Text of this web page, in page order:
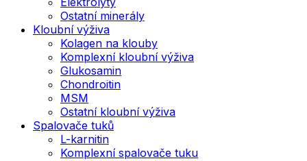
Ostatní minerály
Kloubní výživa
Kolagen na klouby
Komplexní kloubní výživa
Glukosamin
Chondroitin
MSM
Ostatní kloubní výživa
Spalovače tuků
L-karnitin
Komplexní spalovače tuku